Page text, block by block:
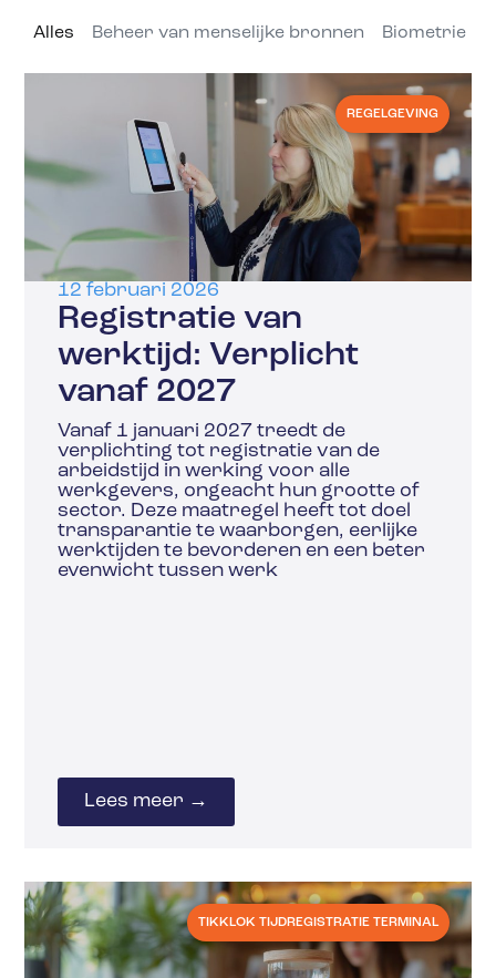
Beheer van menselijke bronnen Biometrie
Alles
REGELGEVING
12 februari 2026
Registratie van
werktijd: Verplicht
vanaf 2027
Vanaf 1 januari 2027 treedt de
verplichting tot registratie van de
arbeidstijd in werking voor alle
werkgevers, ongeacht hun grootte of
sector. Deze maatregel heeft tot doel
transparantie te waarborgen, eerlijke
werktijden te bevorderen en een beter
evenwicht tussen werk
Lees meer →
TIKKLOK TIJDREGISTRATIE TERMINAL